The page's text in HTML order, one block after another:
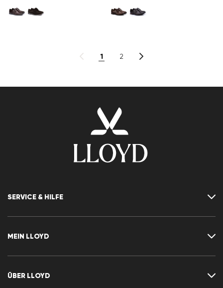
1 2
SERVICE & HILFE
Größentabelle
Rücksendung
MEIN LLOYD
Wunschliste
ÜBER LLOYD